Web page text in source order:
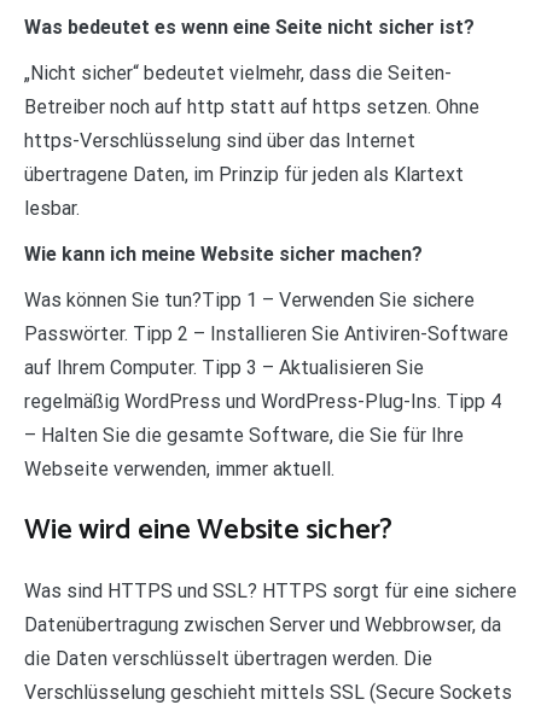
Was bedeutet es wenn eine Seite nicht sicher ist?
„Nicht sicher“ bedeutet vielmehr, dass die Seiten-
Betreiber noch auf http statt auf https setzen. Ohne
https-Verschlüsselung sind über das Internet
übertragene Daten, im Prinzip für jeden als Klartext
lesbar.
Wie kann ich meine Website sicher machen?
Was können Sie tun?Tipp 1 – Verwenden Sie sichere
Passwörter. Tipp 2 – Installieren Sie Antiviren-Software
auf Ihrem Computer. Tipp 3 – Aktualisieren Sie
regelmäßig WordPress und WordPress-Plug-Ins. Tipp 4
– Halten Sie die gesamte Software, die Sie für Ihre
Webseite verwenden, immer aktuell.
Wie wird eine Website sicher?
Was sind HTTPS und SSL? HTTPS sorgt für eine sichere
Datenübertragung zwischen Server und Webbrowser, da
die Daten verschlüsselt übertragen werden. Die
Verschlüsselung geschieht mittels SSL (Secure Sockets